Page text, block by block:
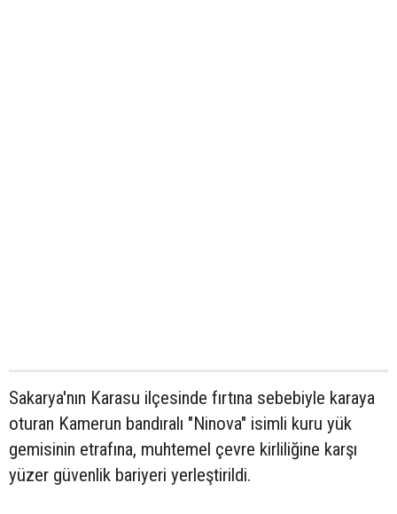
Sakarya'nın Karasu ilçesinde fırtına sebebiyle karaya
oturan Kamerun bandıralı "Ninova" isimli kuru yük
gemisinin etrafına, muhtemel çevre kirliliğine karşı
yüzer güvenlik bariyeri yerleştirildi.